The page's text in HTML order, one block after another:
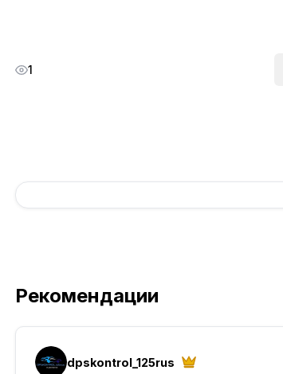
1
Рекомендации
dpskontrol_125rus